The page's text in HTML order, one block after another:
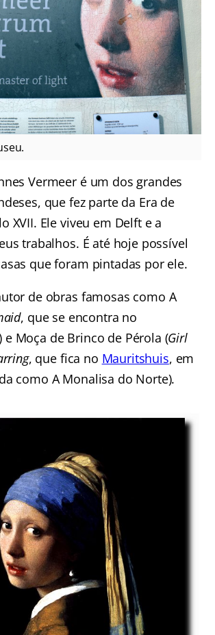
Vermeer é um dos grandes
que fez parte da Era de
XVII. Ele viveu em Delft e a
trabalhos. É até hoje possível
que foram pintadas por ele.
de obras famosas como A
, que se encontra no
e Moça de Brinco de Pérola (Girl
, que fica no Mauritshuis, em
como A Monalisa do Norte).